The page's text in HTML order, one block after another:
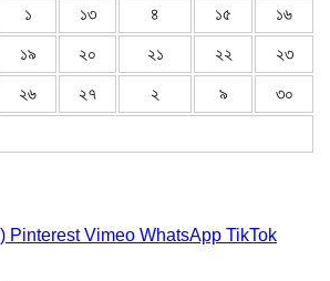
১ ১৩ ৪ ১৫ ১৬
১৯ ২০ ২১ ২২ ২৩
২৬ ২৭ ২ ৯ ৩০
Pinterest Vimeo WhatsApp TikTok